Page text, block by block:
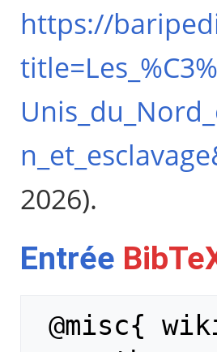
https://
2026).
Entrée